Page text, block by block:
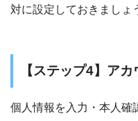
対に設定しておきましょ
【ステップ4】ア
個人情報を入力・本人確